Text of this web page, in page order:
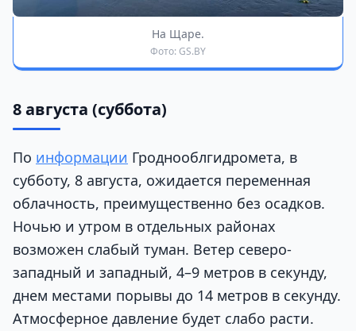
На Щаре.
Фото: GS.BY
8 августа (суббота)
По информации Гроднооблгидромета, в
субботу, 8 августа, ожидается переменная
облачность, преимущественно без осадков.
Ночью и утром в отдельных районах
возможен слабый туман. Ветер северо-
западный и западный, 4–9 метров в секунду,
днем местами порывы до 14 метров в секунду.
Атмосферное давление будет слабо расти.